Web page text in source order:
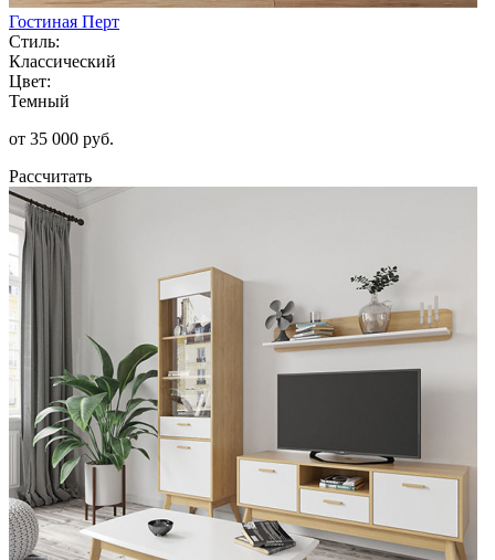
Гостиная Перт
Стиль:
Классический
Цвет:
Темный
от 35 000 руб.
Рассчитать